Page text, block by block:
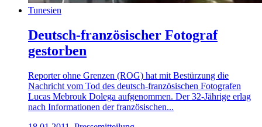
Tunesien
Deutsch-französischer Fotograf
gestorben
Reporter ohne Grenzen (ROG) hat mit Bestürzung die
Nachricht vom Tod des deutsch-französischen Fotografen
Lucas Mebrouk Dolega aufgenommen. Der 32-Jährige erlag
nach Informationen der französischen...